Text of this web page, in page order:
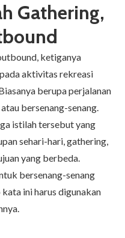
Gathering,
ketiganya
aktivitas rekreasi
berupa perjalanan
bersenang-senang.
istilah tersebut yang
sehari-hari, gathering,
yang berbeda.
bersenang-senang
ini harus digunakan